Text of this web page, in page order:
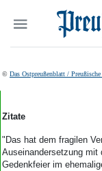
Suchen
© Das Ostpreußenblatt /
Zitate
"Das hat dem fragilen
Auseinandersetzung mit
Gedenkfeier im